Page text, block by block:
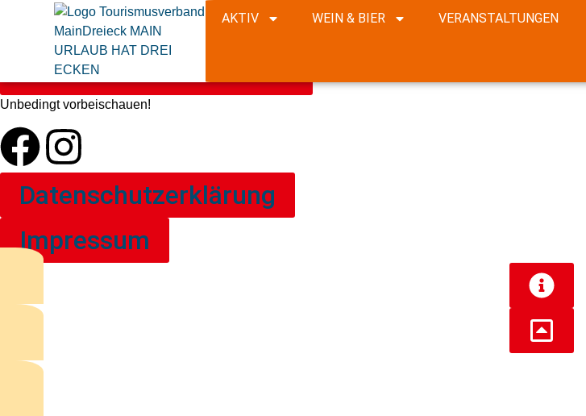
AKTIV WEIN & BIER VERANSTALTUNGEN
© 2025 Tourismusverband Maindreieck. Alle Rechte vorbehalten.
KONTAKT & ANFRAGEN
Unbedingt vorbeischauen!
Datenschutzerklärung
Impressum